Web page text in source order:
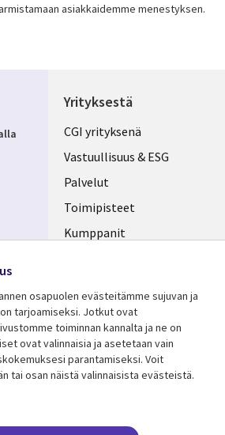
asiakkaidemme menestyksen.
Yrityksestä
Useful
links
FINLAND
CGI yrityksenä
Vastuullisuus & ESG
Palvelut
Toimipisteet
Kumppanit
Lisätietoa
Legal
Tietosuoja
Käyttöehdot
osapuolen evästeitämme sujuvan ja
tarjoamiseksi. Jotkut ovat
toiminnan kannalta ja ne on
ovat valinnaisia ​​ja asetetaan vain
parantamiseksi. Voit
tai osan näistä valinnaisista evästeistä.